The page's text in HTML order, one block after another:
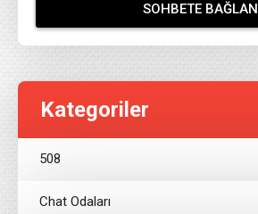
SOHBETE BAĞLAN
Kategoriler
508
Chat Odaları